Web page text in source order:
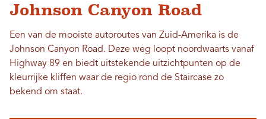
Johnson Canyon Road
Een van de mooiste autoroutes van Zuid-Amerika is de
Johnson Canyon Road. Deze weg loopt noordwaarts vanaf
Highway 89 en biedt uitstekende uitzichtpunten op de
kleurrijke kliffen waar de regio rond de Staircase zo
bekend om staat.